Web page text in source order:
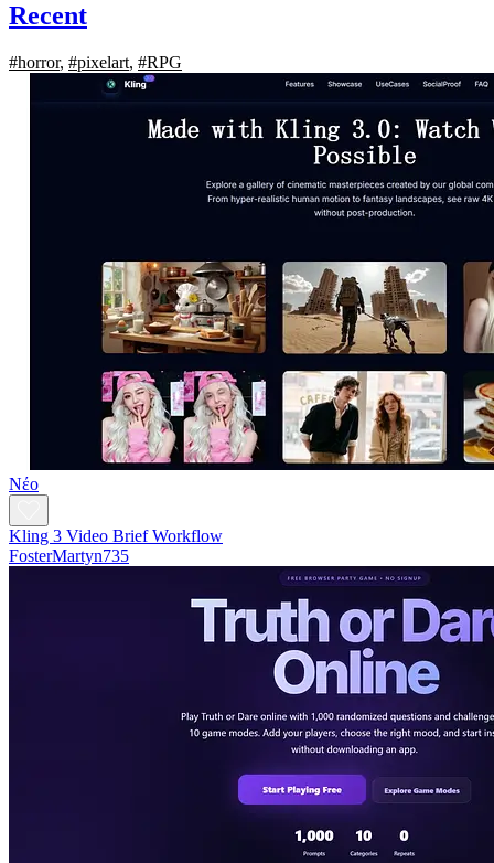
Recent
#horror, #pixelart, #RPG
Νέο
Kling 3 Video Brief Workflow
FosterMartyn735